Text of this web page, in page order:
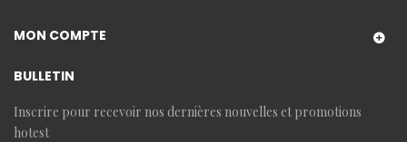
MON COMPTE
BULLETIN
Inscrire pour recevoir nos dernières nouvelles et promotions
hotest